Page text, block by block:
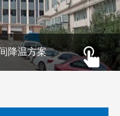
降温方案